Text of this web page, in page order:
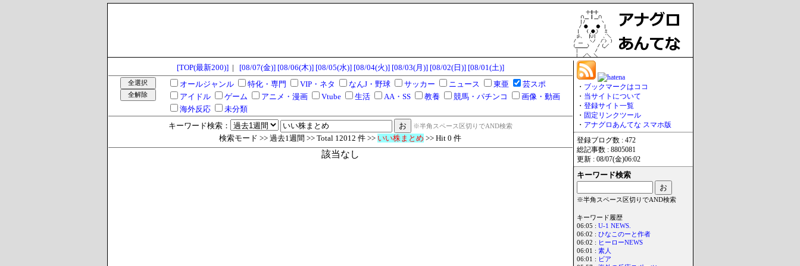
[TOP(最新200)]| [08/07(金)] [08/06(木)] [08/05(水)] [08/04(火)] [08/03(月)] [08/02(日)] [08/01(土)]
オールジャンル
特化・専門 VIP・ネタ なんJ・野球 サッカー ニュース 東亜
芸スポ
アイドル
ゲーム アニメ・漫画 Vtube 生活 AA・SS 教養 競馬・パチンコ
画像・動画
海外反応
未分類
キーワード検索：
※半角スペース区切りでAND検索
検索モード >> 過去1週間 >> Total 12012 件 >> いい株まとめ >> Hit 0 件
該当なし
・ ブックマークはココ
・ 当サイトについて
・ 登録サイト一覧
・ 固定リンクツール
・ アナグロあんてな スマホ版
登録ブログ数 : 472
総記事数 : 8805081
更新 : 08/07(金)06:02
キーワード検索
※半角スペース区切りでAND検索
キーワード履歴
06:05 : U-1 NEWS.
06:02 : ひなこのーと作者
06:02 : ヒーローNEWS
06:01 : 素人
06:01 : ビア